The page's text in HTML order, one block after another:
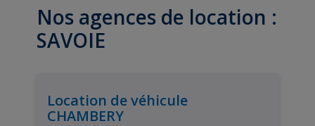
Nos agences de location :
SAVOIE
Location de véhicule
CHAMBERY